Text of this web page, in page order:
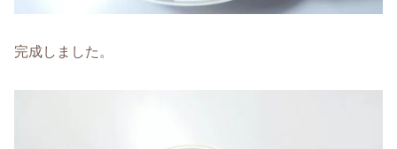
完成しました。